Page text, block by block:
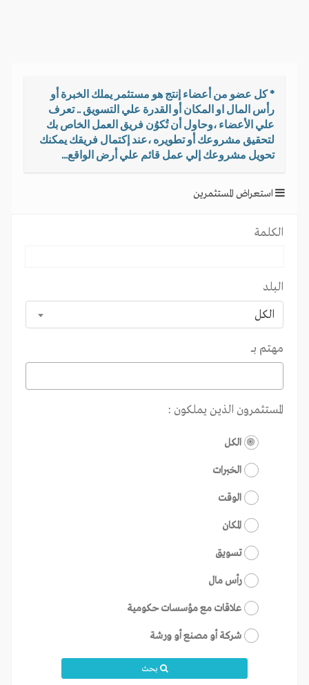
* كل عضو من أعضاء إنتج هو مستثمر يملك الخبرة أو
رأس المال او المكان أو القدرة علي التسويق .. تعرف
علي الأعضاء ،وحاول أن تُكوُن فريق العمل الخاص بك
لتحقيق مشروعك أو تطويره ،عند إكتمال فريقك يمكنك
تحويل مشروعك إلي عمل قائم علي أرض الواقع...
استعراض المستثمرين
الكلمة
البلد
الكل
مهتم بـــ
المستثمرون الذين يملكون :
الكل
الخبرات
الوقت
المكان
تسويق
رأس مال
علاقات مع مؤسسات حكومية
شركة أو مصنع أو ورشة